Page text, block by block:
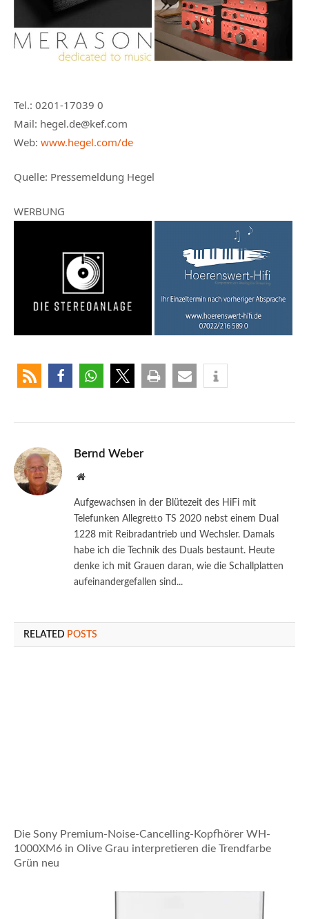
Tel.: 0201-17039 0
Mail: hegel.de@kef.com
Web: www.hegel.com/de
Quelle: Pressemeldung Hegel
WERBUNG
Bernd Weber
Website
Aufgewachsen in der Blütezeit des HiFi mit
Telefunken Allegretto TS 2020 nebst einem Dual
1228 mit Reibradantrieb und Wechsler. Damals
habe ich die Technik des Duals bestaunt. Heute
denke ich mit Grauen daran, wie die Schallplatten
aufeinandergefallen sind...
RELATED POSTS
Die Sony Premium-Noise-Cancelling-Kopfhörer WH-
1000XM6 in Olive Grau interpretieren die Trendfarbe
Grün neu